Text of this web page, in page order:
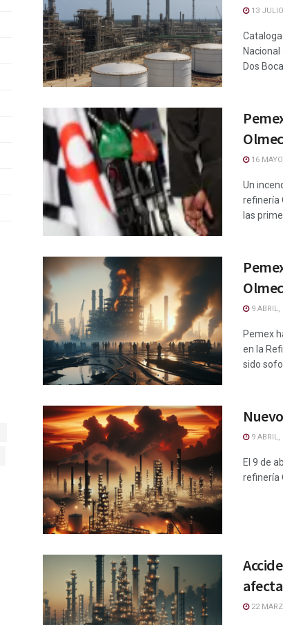
13
Dos
16
Un
refinería
las
9 ABRIL,
Pemex
en la
sido
9 ABRIL,
El 9 de
refinería
22